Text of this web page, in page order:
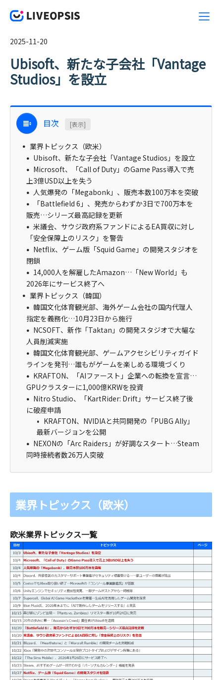
2025-11-20
Ubisoft、新たな子会社「Vantage
Studios」を設立
目次 [表示]
業界トピックス（欧米）
Ubisoft、新たな子会社「Vantage Studios」を設立
Microsoft、「Call of Duty」のGame Pass導入で売
上3億USD以上を失う
人気爆発の「Megabonk」、販売本数100万本を突破
「Battlefield 6」、発売からわずか3日で700万本を
販売…シリーズ最高記録を更新
米議会、サウジ政府系ファンドによるEA買収に対し
「安全保障上のリスク」を警告
Netflix、ゲーム版「Squid Game」の開発スタジオを
閉鎖
14,000人を解雇したAmazon…「New World」も
2026年にサービス終了へ
業界トピックス（韓国）
韓国文化体育観光部、海外ゲーム会社の国内代理人
指定を義務化…10月23日から施行
NCSOFT、新作「Taktan」の開発スタジオで大幅な
人員削減実施
韓国文化体育観光部、ゲームアクセシビリティガイド
ラインを発刊…誰もがゲームを楽しめる環境づくり
KRAFTON、「AIファースト」企業への転換を宣言…
GPUクラスターに1,000億KRWを投資
Nitro Studio、「KartRider: Drift」サービス終了後
に破産申請
KRAFTON、NVIDIAと共同開発の「PUBG Ally」
最新バージョンを公開
NEXONの「Arc Raiders」が好調なスタート…Steam
同時接続者数26万人突破
業界トピックス（欧米）
欧米業界トピックス一覧